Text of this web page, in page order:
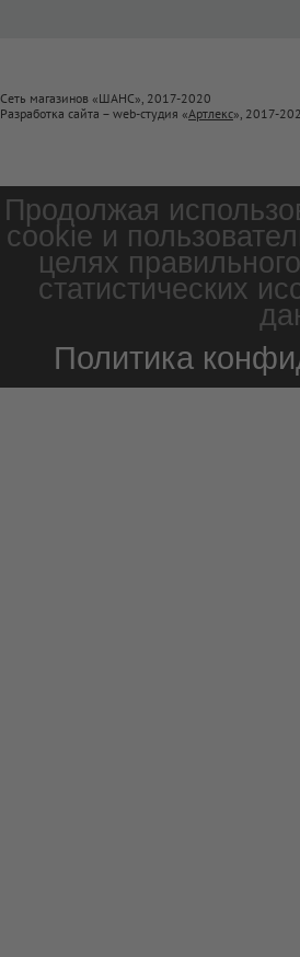
Сеть магазинов «ШАНС», 2017-2020
Разработка сайта – web-студия «Артлекс», 2017-
Продолжая
cookie и
целях
статистических
Политика